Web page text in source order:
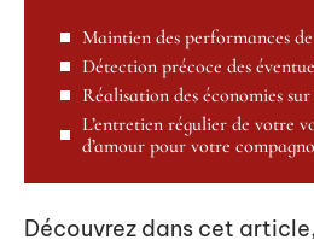
Maintien des performances
Détection précoce des
Réalisation des économies
L’entretien régulier de votre
d’amour pour votre
Découvrez dans cet